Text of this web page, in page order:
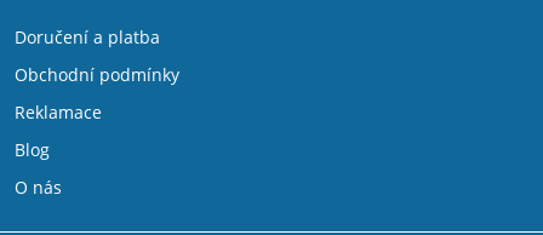
Doručení a platba
Obchodní podmínky
Reklamace
Blog
O nás